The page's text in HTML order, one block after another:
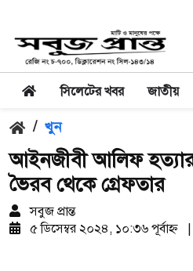
সিলেটের খবর জাতীয়
/ খুন
আইনজীবী আলিফ হত্যার
ভৈরব থেকে গ্রেফতার
সবুজ প্রান্ত
৫ ডিসেম্বর ২০২৪, ১০:৩৬ পূর্বাহ্ন